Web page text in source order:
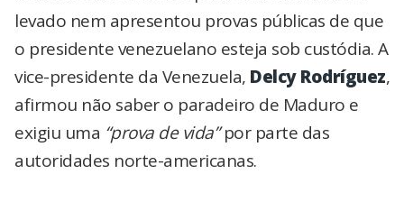
levado nem apresentou provas públicas de que
o presidente venezuelano esteja sob custódia. A
vice-presidente da Venezuela, Delcy Rodríguez,
afirmou não saber o paradeiro de Maduro e
exigiu uma “prova de vida”por parte das
autoridades norte-americanas.